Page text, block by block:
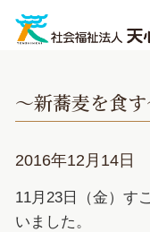
content
～新蕎麦を食
2016年12月14日
11月23日（金）す
いました。